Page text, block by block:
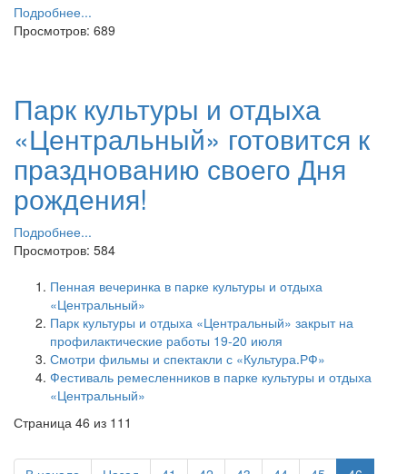
Подробнее...
Просмотров: 689
Парк культуры и отдыха
«Центральный» готовится к
празднованию своего Дня
рождения!
Подробнее...
Просмотров: 584
Пенная вечеринка в парке культуры и отдыха
«Центральный»
Парк культуры и отдыха «Центральный» закрыт на
профилактические работы 19-20 июля
Смотри фильмы и спектакли с «Культура.РФ»
Фестиваль ремесленников в парке культуры и отдыха
«Центральный»
Страница 46 из 111